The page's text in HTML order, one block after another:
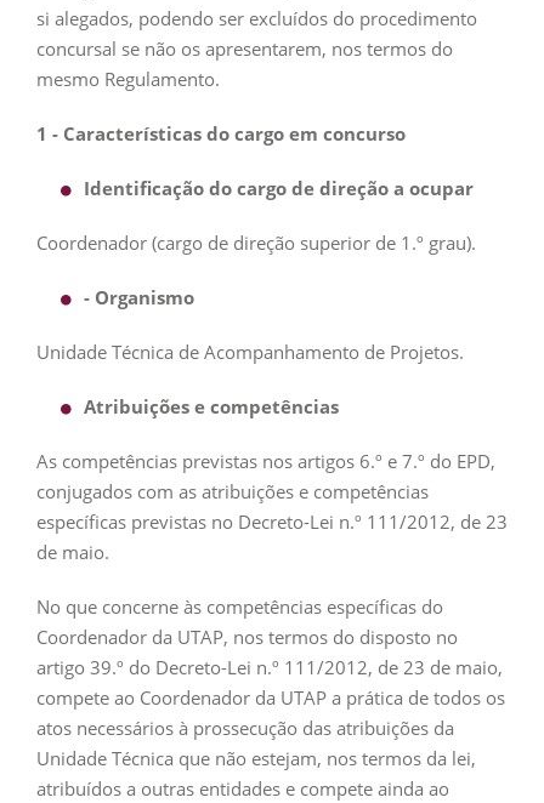
si alegados, podendo ser excluídos do procedimento
concursal se não os apresentarem, nos termos do
mesmo Regulamento.
1 - Características do cargo em concurso
Identificação do cargo de direção a ocupar
Coordenador (cargo de direção superior de 1.º grau).
- Organismo
Unidade Técnica de Acompanhamento de Projetos.
Atribuições e competências
As competências previstas nos artigos 6.º e 7.º do EPD,
conjugados com as atribuições e competências
específicas previstas no Decreto-Lei n.º 111/2012, de 23
de maio.
No que concerne às competências específicas do
Coordenador da UTAP, nos termos do disposto no
artigo 39.º do Decreto-Lei n.º 111/2012, de 23 de maio,
compete ao Coordenador da UTAP a prática de todos os
atos necessários à prossecução das atribuições da
Unidade Técnica que não estejam, nos termos da lei,
atribuídos a outras entidades e compete ainda ao